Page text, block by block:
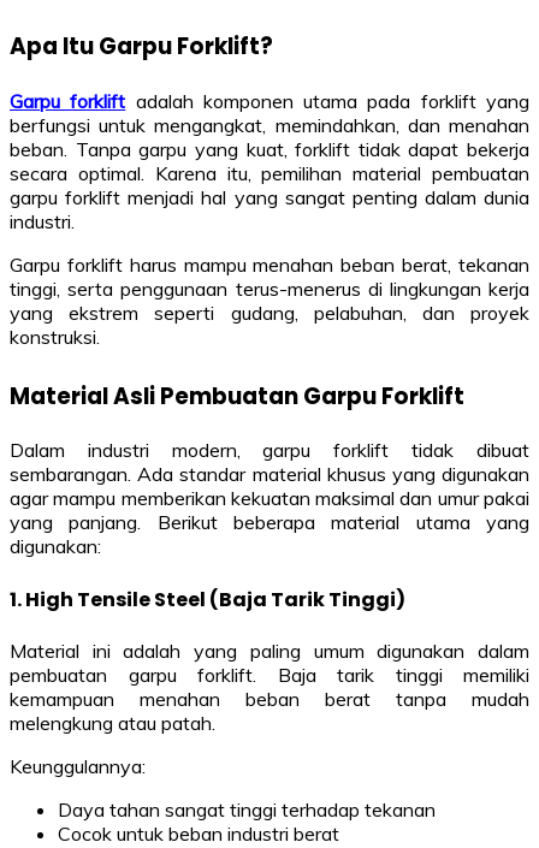
Apa Itu Garpu Forklift?
Garpu forklift adalah komponen utama pada forklift yang
berfungsi untuk mengangkat, memindahkan, dan menahan
beban. Tanpa garpu yang kuat, forklift tidak dapat bekerja
secara optimal. Karena itu, pemilihan material pembuatan
garpu forklift menjadi hal yang sangat penting dalam dunia
industri.
Garpu forklift harus mampu menahan beban berat, tekanan
tinggi, serta penggunaan terus-menerus di lingkungan kerja
yang ekstrem seperti gudang, pelabuhan, dan proyek
konstruksi.
Material Asli Pembuatan Garpu Forklift
Dalam industri modern, garpu forklift tidak dibuat
sembarangan. Ada standar material khusus yang digunakan
agar mampu memberikan kekuatan maksimal dan umur pakai
yang panjang. Berikut beberapa material utama yang
digunakan:
1.High Tensile Steel (Baja Tarik Tinggi)
Material ini adalah yang paling umum digunakan dalam
pembuatan garpu forklift. Baja tarik tinggi memiliki
kemampuan menahan beban berat tanpa mudah
melengkung atau patah.
Keunggulannya:
Daya tahan sangat tinggi terhadap tekanan
Cocok untuk beban industri berat